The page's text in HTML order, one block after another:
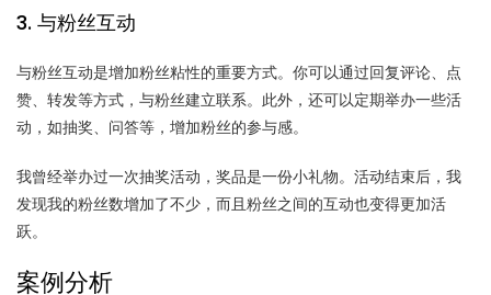
3. 与粉丝互动
与粉丝互动是增加粉丝粘性的重要方式。你可以通过回复评论、点
赞、转发等方式，与粉丝建立联系。此外，还可以定期举办一些活
动，如抽奖、问答等，增加粉丝的参与感。
我曾经举办过一次抽奖活动，奖品是一份小礼物。活动结束后，我
发现我的粉丝数增加了不少，而且粉丝之间的互动也变得更加活
跃。
案例分析